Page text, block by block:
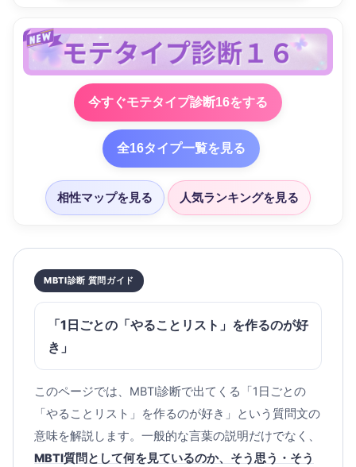
今すぐモテタイプ診断16をする
全16タイプ一覧を見る
相性マップを見る 人気ランキングを見る
MBTI診断 質問ガイド
「1日ごとの「やることリスト」を作るのが好
き」
このページでは、MBTI診断で出てくる「1日ごとの
「やることリスト」を作るのが好き」という質問文の
意味を解説します。一般的な言葉の説明だけでなく、
MBTI質問として何を見ているのか、そう思う・そう